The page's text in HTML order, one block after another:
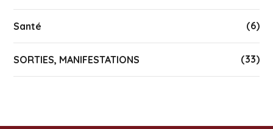
Santé (6)
SORTIES, MANIFESTATIONS (33)